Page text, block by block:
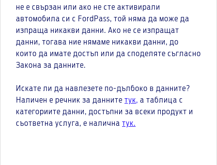
не е свързан или ако не сте активирали
автомобила си с FordPass, той няма да може да
изпраща никакви данни. Ако не се изпращат
данни, тогава ние нямаме никакви данни, до
които да имате достъп или да споделяте съгласно
Закона за данните.
Искате ли да навлезете по-дълбоко в данните?
Наличен е речник за данните тук, а таблица с
категориите данни, достъпни за всеки продукт и
съответна услуга, е налична тук.